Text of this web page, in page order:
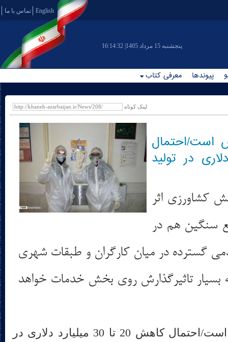
English تماس با ما
16:14:32 |پنجشنبه 15 مرداد 1405
پیوندها معرفی کتاب
لینک کوتاه
است/احتمال
دلاری در تولید
کشاورزی اثر
سنگین هم در
گسترده در میان کارگران و طبقات شهری
بسیار تاثیرگذارش روی بخش خدمات خواهد
ورشکستگی عمومی در پیش است/احتمال کاهش 20 تا 30 میلیارد دلاری در